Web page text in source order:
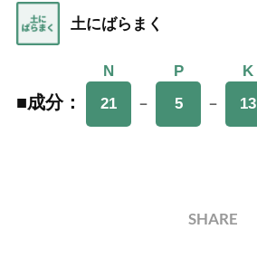
土にばらまく
■成分：
N
21
－
P
5
－
K
13
■成分：
N
21
P
5
K
13
■成分：
N
21
P
5
K
13
SHARE